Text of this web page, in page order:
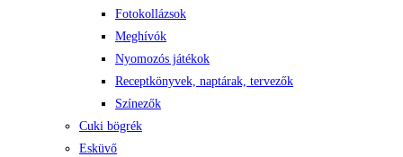
Fotokollázsok
Meghívók
Nyomozós játékok
Receptkönyvek, naptárak, tervezők
Színezők
Cuki bögrék
Esküvő